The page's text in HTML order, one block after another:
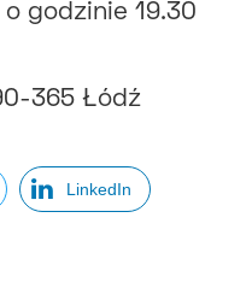
godzinie 19.30
365 Łódź
LinkedIn